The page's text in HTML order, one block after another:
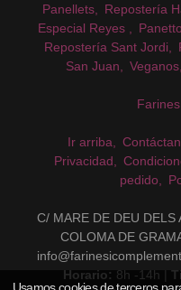
Panellets
Repostería
Especial Reyes
Repostería Sant Jordi
San Juan
Veganos
Ir arriba
Privacidad
pedido
C/ MARE DE DEU DELS
COLOMA DE
Horario: 8h -14h |